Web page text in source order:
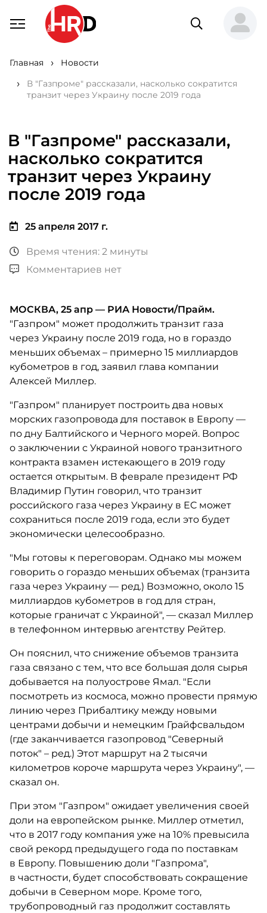
Главная
Новости
В "Газпроме" рассказали, насколько сократится
транзит через Украину после 2019 года
В "Газпроме" рассказали,
насколько сократится
транзит через Украину
после 2019 года
25 апреля 2017 г.
Время чтения: 2 минуты
Комментариев нет
МОСКВА, 25 апр — РИА Новости/Прайм.
"Газпром" может продолжить транзит газа
через Украину после 2019 года, но в гораздо
меньших объемах – примерно 15 миллиардов
кубометров в год, заявил глава компании
Алексей Миллер.
"Газпром" планирует построить два новых
морских газопровода для поставок в Европу —
по дну Балтийского и Черного морей. Вопрос
о заключении с Украиной нового транзитного
контракта взамен истекающего в 2019 году
остается открытым. В феврале президент РФ
Владимир Путин говорил, что транзит
российского газа через Украину в ЕС может
сохраниться после 2019 года, если это будет
экономически целесообразно.
"Мы готовы к переговорам. Однако мы можем
говорить о гораздо меньших объемах (транзита
газа через Украину — ред.) Возможно, около 15
миллиардов кубометров в год для стран,
которые граничат с Украиной", — сказал Миллер
в телефонном интервью агентству Рейтер.
Он пояснил, что снижение объемов транзита
газа связано с тем, что все большая доля сырья
добывается на полуострове Ямал. "Если
посмотреть из космоса, можно провести прямую
линию через Прибалтику между новыми
центрами добычи и немецким Грайфсвальдом
(где заканчивается газопровод "Северный
поток" – ред.) Этот маршрут на 2 тысячи
километров короче маршрута через Украину", —
сказал он.
При этом "Газпром" ожидает увеличения своей
доли на европейском рынке. Миллер отметил,
что в 2017 году компания уже на 10% превысила
свой рекорд предыдущего года по поставкам
в Европу. Повышению доли "Газпрома",
в частности, будет способствовать сокращение
добычи в Северном море. Кроме того,
трубопроводный газ продолжит составлять